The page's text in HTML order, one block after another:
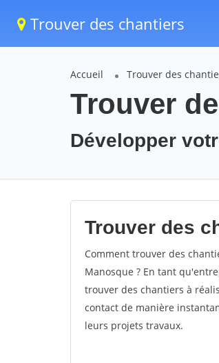
Trouver des chantiers
Accueil Trouver des
Trouver
Développer
Trouver des
Comment trouver des
Manosque ? En tant
trouver des chantiers à
contact de manière
leurs projets travaux.